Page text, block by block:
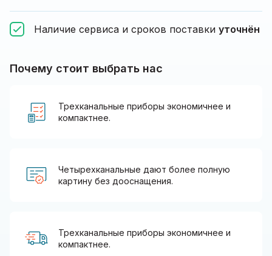
Наличие сервиса и сроков поставки уточнён
Почему стоит выбрать нас
Трехканальные приборы экономичнее и
компактнее.
Четырехканальные дают более полную
картину без дооснащения.
Трехканальные приборы экономичнее и
компактнее.